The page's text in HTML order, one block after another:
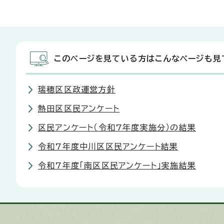
このページを見ている方はこんなページも見
瑞穂区区政運営方針
熱田区区民アンケート
区民アンケート（令和7年度実施分）の結果
令和7年度中川区区民アンケート結果
令和7年度「南区区民アンケート」実施結果